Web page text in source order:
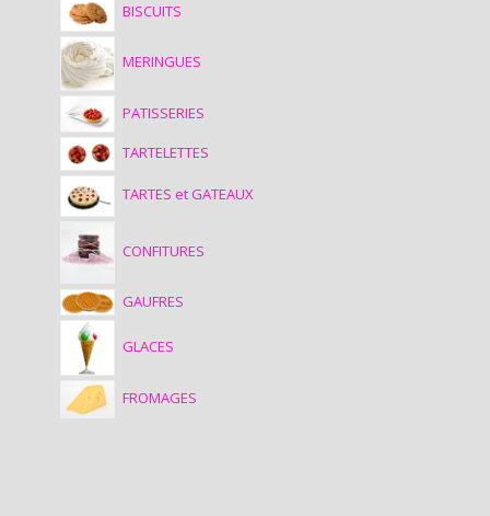
BISCUITS
MERINGUES
PATISSERIES
TARTELETTES
TARTES et GATEAUX
CONFITURES
GAUFRES
GLACES
FROMAGES